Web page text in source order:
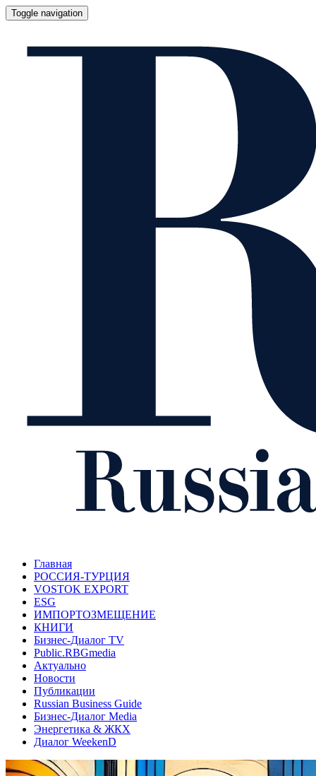
Toggle navigation
Главная
РОССИЯ-ТУРЦИЯ
VOSTOK EXPORT
ESG
ИМПОРТОЗМЕЩЕНИЕ
КНИГИ
Бизнес-Диалог TV
Public.RBGmedia
Актуально
Новости
Публикации
Russian Business Guide
Бизнес-Диалог Media
Энергетика & ЖКХ
Диалог WeekenD